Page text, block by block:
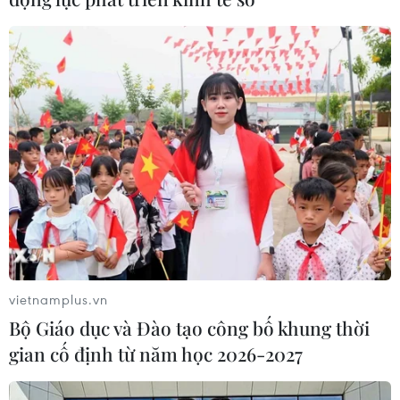
Từ mở rộng số lượng đến nâng cao
chất lượng doanh nghiệp tư nhân ở
Tây Ninh
06/08/2026 04:23
Alphabet cải tổ hàng ngũ lãnh đạo
giữa cuộc đua AGI
06/08/2026 04:22
Techcom Life và cách tiếp cận mới
cho bài toán bảo vệ sức khỏe của
người Việt
06/08/2026 03:40
vietnamplus.vn
Bộ Giáo dục và Đào tạo công bố khung thời
gian cố định từ năm học 2026-2027